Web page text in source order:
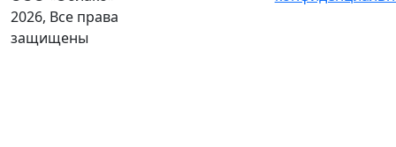
2026, Все права
защищены